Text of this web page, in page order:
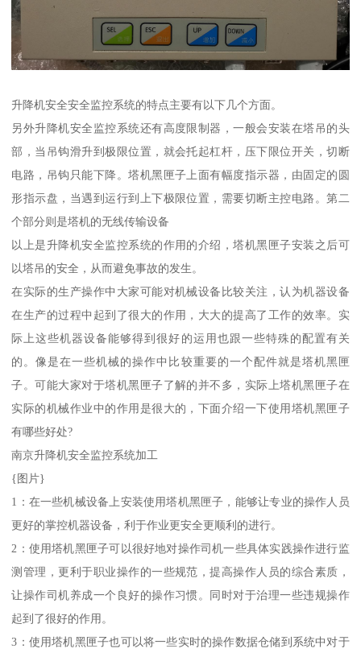
升降机安全安全监控系统的特点主要有以下几个方面。
另外升降机安全监控系统还有高度限制器，一般会安装在塔吊的头
部，当吊钩滑升到极限位置，就会托起杠杆，压下限位开关，切断
电路，吊钩只能下降。塔机黑匣子上面有幅度指示器，由固定的圆
形指示盘，当遇到运行到上下极限位置，需要切断主控电路。第二
个部分则是塔机的无线传输设备
以上是升降机安全监控系统的作用的介绍，塔机黑匣子安装之后可
以塔吊的安全，从而避免事故的发生。
在实际的生产操作中大家可能对机械设备比较关注，认为机器设备
在生产的过程中起到了很大的作用，大大的提高了工作的效率。实
际上这些机器设备能够得到很好的运用也跟一些特殊的配置有关
的。像是在一些机械的操作中比较重要的一个配件就是塔机黑匣
子。可能大家对于塔机黑匣子了解的并不多，实际上塔机黑匣子在
实际的机械作业中的作用是很大的，下面介绍一下使用塔机黑匣子
有哪些好处?
南京升降机安全监控系统加工
{图片}
1：在一些机械设备上安装使用塔机黑匣子，能够让专业的操作人员
更好的掌控机器设备，利于作业更安全更顺利的进行。
2：使用塔机黑匣子可以很好地对操作司机一些具体实践操作进行监
测管理，更利于职业操作的一些规范，提高操作人员的综合素质，
让操作司机养成一个良好的操作习惯。同时对于治理一些违规操作
起到了很好的作用。
3：使用塔机黑匣子也可以将一些实时的操作数据仓储到系统中对于